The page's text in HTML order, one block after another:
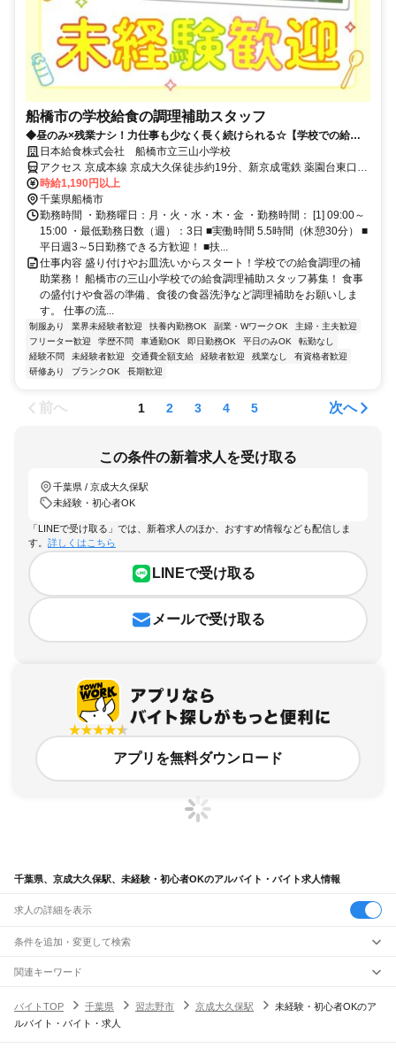
船橋市の学校給食の調理補助スタッフ
◆昼のみ×残業ナシ！力仕事も少なく長く続けられる☆【学校での給食
調理補助】
日本給食株式会社 船橋市立三山小学校
アクセス 京成本線 京成大久保徒歩約19分、新京成電鉄 薬園台東口徒
歩約29分、京成本線 実籾北口徒歩約30分 京成大久保駅から車10分、
実籾駅から車11分、薬円台駅から車12分
時給1,190円以上
千葉県船橋市
勤務時間 ・勤務曜日：月・火・水・木・金 ・勤務時間： [1] 09:00～
15:00 ・最低勤務日数（週）：3日 ■実働時間 5.5時間（休憩30分） ■
平日週3～5日勤務できる方歓迎！ ■扶...
仕事内容 盛り付けやお皿洗いからスタート！学校での給食調理の補
助業務！ 船橋市の三山小学校での給食調理補助スタッフ募集！ 食事
の盛付けや食器の準備、食後の食器洗浄など調理補助をお願いしま
す。 仕事の流...
制服あり 業界未経験者歓迎 扶養内勤務OK 副業・WワークOK
主婦・主夫歓迎
フリーター歓迎
学歴不問 車通勤OK 即日勤務OK 平日のみOK
転勤なし
経験不問
未経験者歓迎 交通費全額支給 経験者歓迎 残業なし
有資格者歓迎
研修あり
ブランクOK 長期歓迎
前へ 1 2 3 4 5 次へ
この条件の新着求人を受け取る
千葉県 / 京成大久保駅
未経験・初心者OK
「LINEで受け取る」では、新着求人のほか、おすすめ情報なども配信しま
す。 詳しくはこちら
LINEで受け取る
メールで受け取る
アプリを無料ダウンロード
千葉県、京成大久保駅、未経験・初心者OKのアルバイト・バイト求人情報
求人の詳細を表示
条件を追加・変更して検索
市区町村を追加・変更
千葉県すべて
千葉市すべて
駅を追加・変更
職種を追加・変更
関連キーワード
バイトTOP
千葉県 習志野市 京成大久保駅
未経験・初心者OKのア
ルバイト・バイト・求人